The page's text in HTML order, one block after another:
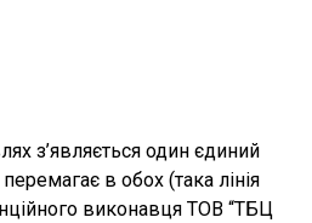
з’являється один єдиний
в обох (така лінія
виконавця ТОВ “ТБЦ